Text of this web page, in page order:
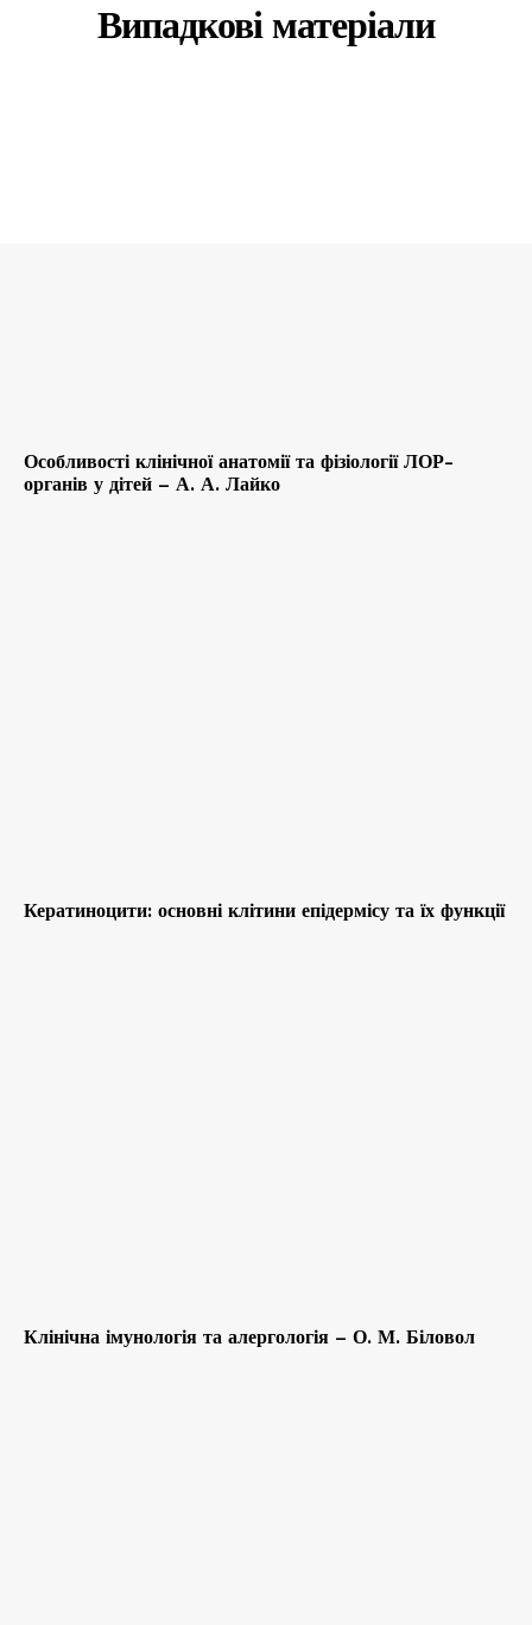
Випадкові матеріали
Особливості клінічної анатомії та фізіології ЛОР-
органів у дітей – А. А. Лайко
Кератиноцити: основні клітини епідермісу та їх функції
Клінічна імунологія та алергологія – О. М. Біловол